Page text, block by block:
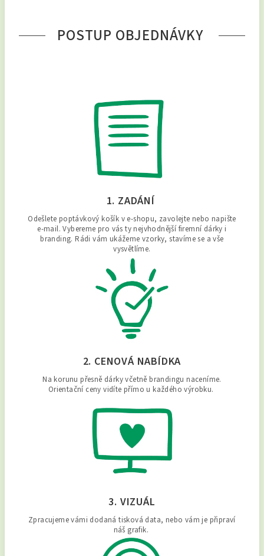
POSTUP OBJEDNÁVKY
1. ZADÁNÍ
Odešlete poptávkový košík v e-shopu, zavolejte nebo napište
e-mail. Vybereme pro vás ty nejvhodnější firemní dárky i
branding. Rádi vám ukážeme vzorky, stavíme se a vše
vysvětlíme.
2. CENOVÁ NABÍDKA
Na korunu přesně dárky včetně brandingu naceníme.
Orientační ceny vidíte přímo u každého výrobku.
3. VIZUÁL
Zpracujeme vámi dodaná tisková data, nebo vám je připraví
náš grafik.